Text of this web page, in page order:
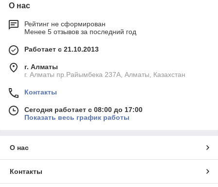
О нас
Рейтинг не сформирован
Менее 5 отзывов за последний год
Работает с 21.10.2013
г. Алматы
г. Алматы пр.Райымбека 237А, Алматы, Казахстан
Контакты
Сегодня работает с 08:00 до 17:00
Показать весь график работы
О нас
Контакты